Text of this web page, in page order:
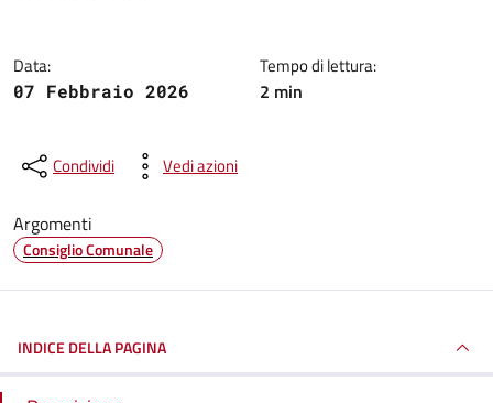
Data:
07 Febbraio 2026
Tempo di lettura:
2 min
Condividi Vedi azioni
Argomenti
Consiglio Comunale
INDICE DELLA PAGINA